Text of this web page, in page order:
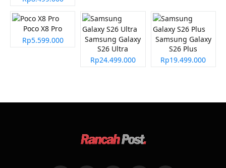
Poco X8 Pro
Rp5.599.000
Samsung Galaxy
S26 Ultra
Rp24.499.000
Samsung Galaxy
S26 Plus
Rp19.499.000